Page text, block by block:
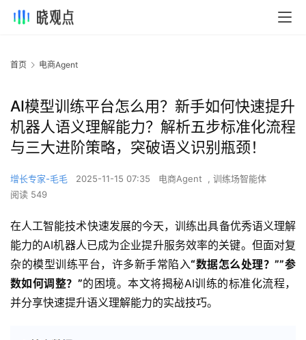
首页 电商Agent
AI模型训练平台怎么用？新手如何快速提升
机器人语义理解能力？解析五步标准化流程
与三大进阶策略，突破语义识别瓶颈！
增长专家-毛毛 2025-11-15 07:35 电商Agent , 训练场智能体
阅读 549
在人工智能技术快速发展的今天，训练出具备优秀语义理解
能力的AI机器人已成为企业提升服务效率的关键。但面对复
杂的模型训练平台，许多新手常陷入“数据怎么处理？””参
数如何调整？”的困境。本文将揭秘AI训练的标准化流程，
并分享快速提升语义理解能力的实战技巧。